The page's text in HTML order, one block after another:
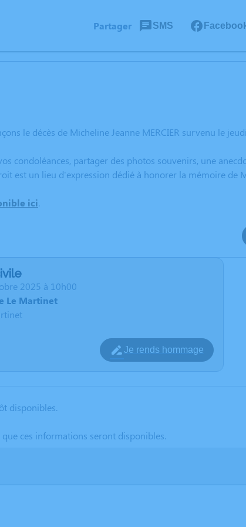
Partager SMS
le décès de Micheline Jeanne MERCIER survenu le
condoléances, partager des photos souvenirs, une
est un lieu d'expression dédié à honorer la mémoire de
ici.
2025 à 10h00
Le Martinet
Je rends hommage
disponibles.
que ces informations seront disponibles.